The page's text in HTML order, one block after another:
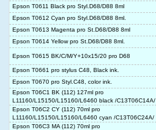
Epson T0611 Black pro Styl.D68/D88 8ml
Epson T0612 Cyan pro Styl.D68/D88 8ml.
Epson T0613 Magenta pro St.D68/D88 8ml
Epson T0614 Yellow pro St.D68/D88 8ml.
Epson T0615 BK/C/M/Y+10x15/20 pro D68
Epson T0661 pro stylus C48, Black ink.
Epson T0670 pro Styl.C48, color ink.
Epson T06C1 BK (112) 127ml pro
L11160/L15150/L15160/L6460 black /C13T06C14A/
Epson T06C2 CY (112) 70ml pro
L11160/L15150/L15160/L6460 cyan /C13T06C24A/
Epson T06C3 MA (112) 70ml pro